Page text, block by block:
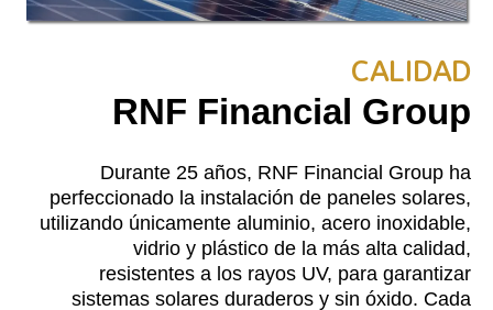
CALIDAD
RNF Financial Group
Durante 25 años, RNF Financial Group ha
perfeccionado la instalación de paneles solares,
utilizando únicamente aluminio, acero inoxidable,
vidrio y plástico de la más alta calidad,
resistentes a los rayos UV, para garantizar
sistemas solares duraderos y sin óxido. Cada